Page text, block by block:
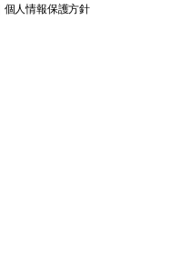
個人情報保護方針